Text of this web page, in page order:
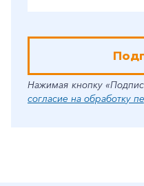
Нажимая кнопку
согласие на обработку